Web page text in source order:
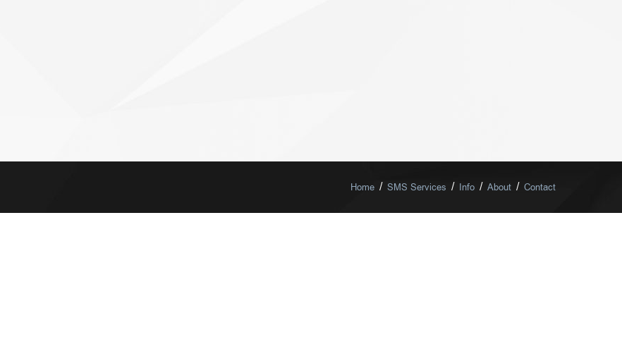
Home / SMS Services / Info / About / Contact